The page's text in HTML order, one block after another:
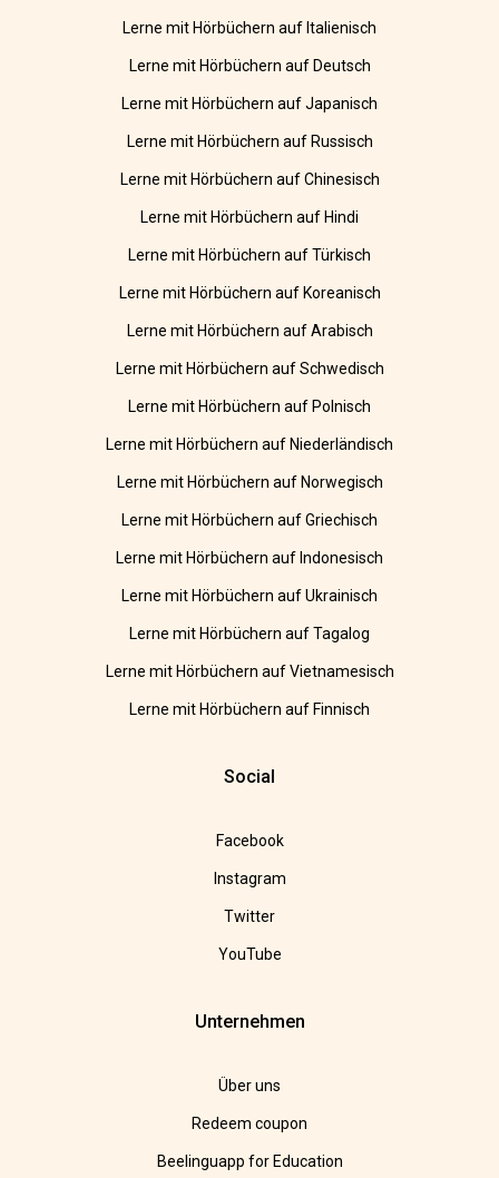
Lerne mit Hörbüchern auf Italienisch
Lerne mit Hörbüchern auf Deutsch
Lerne mit Hörbüchern auf Japanisch
Lerne mit Hörbüchern auf Russisch
Lerne mit Hörbüchern auf Chinesisch
Lerne mit Hörbüchern auf Hindi
Lerne mit Hörbüchern auf Türkisch
Lerne mit Hörbüchern auf Koreanisch
Lerne mit Hörbüchern auf Arabisch
Lerne mit Hörbüchern auf Schwedisch
Lerne mit Hörbüchern auf Polnisch
Lerne mit Hörbüchern auf Niederländisch
Lerne mit Hörbüchern auf Norwegisch
Lerne mit Hörbüchern auf Griechisch
Lerne mit Hörbüchern auf Indonesisch
Lerne mit Hörbüchern auf Ukrainisch
Lerne mit Hörbüchern auf Tagalog
Lerne mit Hörbüchern auf Vietnamesisch
Lerne mit Hörbüchern auf Finnisch
Social
Facebook
Instagram
Twitter
YouTube
Unternehmen
Über uns
Redeem coupon
Beelinguapp for Education